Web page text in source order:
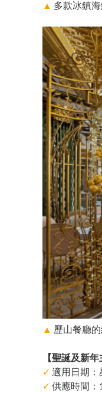
▲ 多款冰鎮海
▲ 歷山餐廳
【聖誕及新
✓ 適用日期：
✓ 供應時間